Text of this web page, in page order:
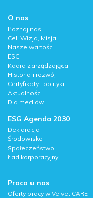
O nas
Poznaj nas
Cel, Wizja, Misja
Nasze wartości
ESG
Kadra zarządzająca
Historia i rozwój
Certyfikaty i polityki
Aktualności
Dla mediów
ESG Agenda 2030
Deklaracja
Środowisko
Społeczeństwo
Ład korporacyjny
Praca u nas
Oferty pracy w Velvet CARE